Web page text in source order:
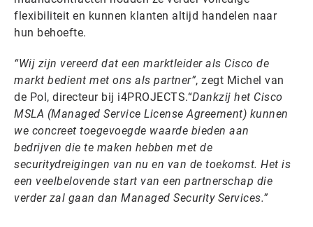
flexibiliteit en kunnen klanten altijd handelen naar
hun behoefte.
“Wij zijn vereerd dat een marktleider als Cisco de
markt bedient met ons als partner”, zegt Michel van
de Pol, directeur bij i4PROJECTS.“Dankzij het Cisco
MSLA (Managed Service License Agreement) kunnen
we concreet toegevoegde waarde bieden aan
bedrijven die te maken hebben met de
securitydreigingen van nu en van de toekomst. Het is
een veelbelovende start van een partnerschap die
verder zal gaan dan Managed Security Services.”